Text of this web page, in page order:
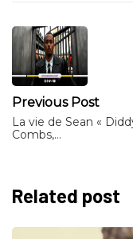
Previous Post
La vie de Sean «
Combs,…
Related post